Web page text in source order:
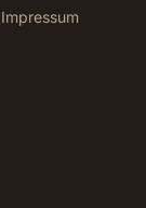
Impressum